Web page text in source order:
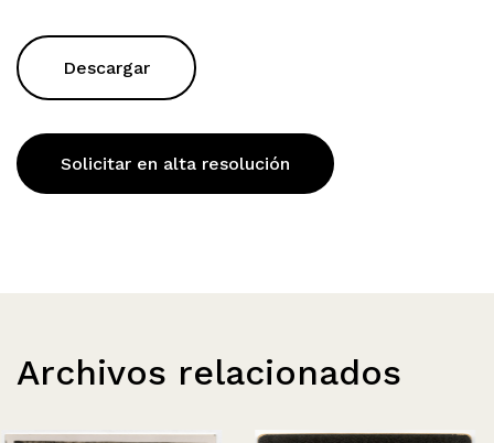
Descargar
Solicitar en alta resolución
Archivos relacionados